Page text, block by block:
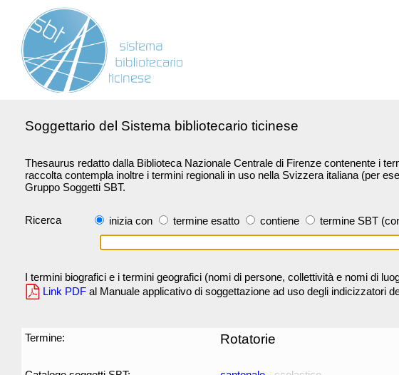
Soggettario del Sistema bibliotecario ticinese
Thesaurus redatto dalla Biblioteca Nazionale Centrale di Firenze contenente i
raccolta contempla inoltre i termini regionali in uso nella Svizzera italiana (per
Gruppo Soggetti SBT.
Ricerca inizia con termine esatto contiene termine SBT
I termini biografici e i termini geografici (nomi di persone, collettività e nomi di
Link PDF al Manuale applicativo di soggettazione ad uso degli indicizzatori
Termine: Rotatorie